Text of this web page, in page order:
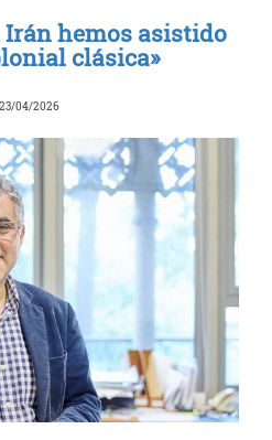
Irán hemos asistido
clásica»
23/04/2026